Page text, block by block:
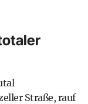
Straße, rauf